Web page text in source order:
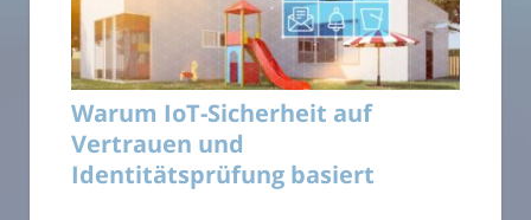
Warum IoT-Sicherheit auf
Vertrauen und
Identitätsprüfung basiert